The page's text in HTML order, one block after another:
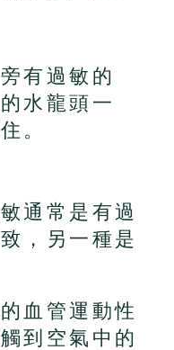
有過敏的
水龍頭一
。
通常是有過
，另一種是
血管運動性
到空氣中的